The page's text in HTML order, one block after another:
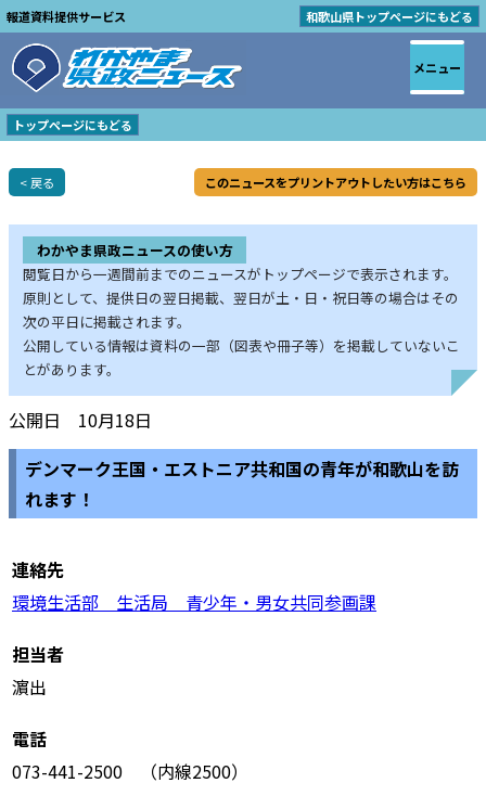
報道資料提供サービス 和歌山県トップページにもどる
トップページにもどる
< 戻る このニュースをプリントアウトしたい方はこちら
わかやま県政ニュースの使い方
閲覧日から一週間前までのニュースがトップページで表示されます。
原則として、提供日の翌日掲載、翌日が土・日・祝日等の場合はその
次の平日に掲載されます。
公開している情報は資料の一部（図表や冊子等）を掲載していないこ
とがあります。
公開日 10月18日
デンマーク王国・エストニア共和国の青年が和歌山を訪
れます！
連絡先
環境生活部 生活局 青少年・男女共同参画課
担当者
濵出
電話
073-441-2500 （内線2500）
メニュー